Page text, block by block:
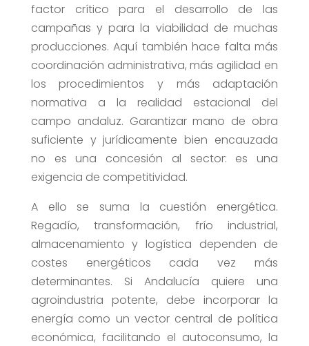
factor crítico para el desarrollo de las
campañas y para la viabilidad de muchas
producciones. Aquí también hace falta más
coordinación administrativa, más agilidad en
los procedimientos y más adaptación
normativa a la realidad estacional del
campo andaluz. Garantizar mano de obra
suficiente y jurídicamente bien encauzada
no es una concesión al sector: es una
exigencia de competitividad.
A ello se suma la cuestión energética.
Regadío, transformación, frío industrial,
almacenamiento y logística dependen de
costes energéticos cada vez más
determinantes. Si Andalucía quiere una
agroindustria potente, debe incorporar la
energía como un vector central de política
económica, facilitando el autoconsumo, la